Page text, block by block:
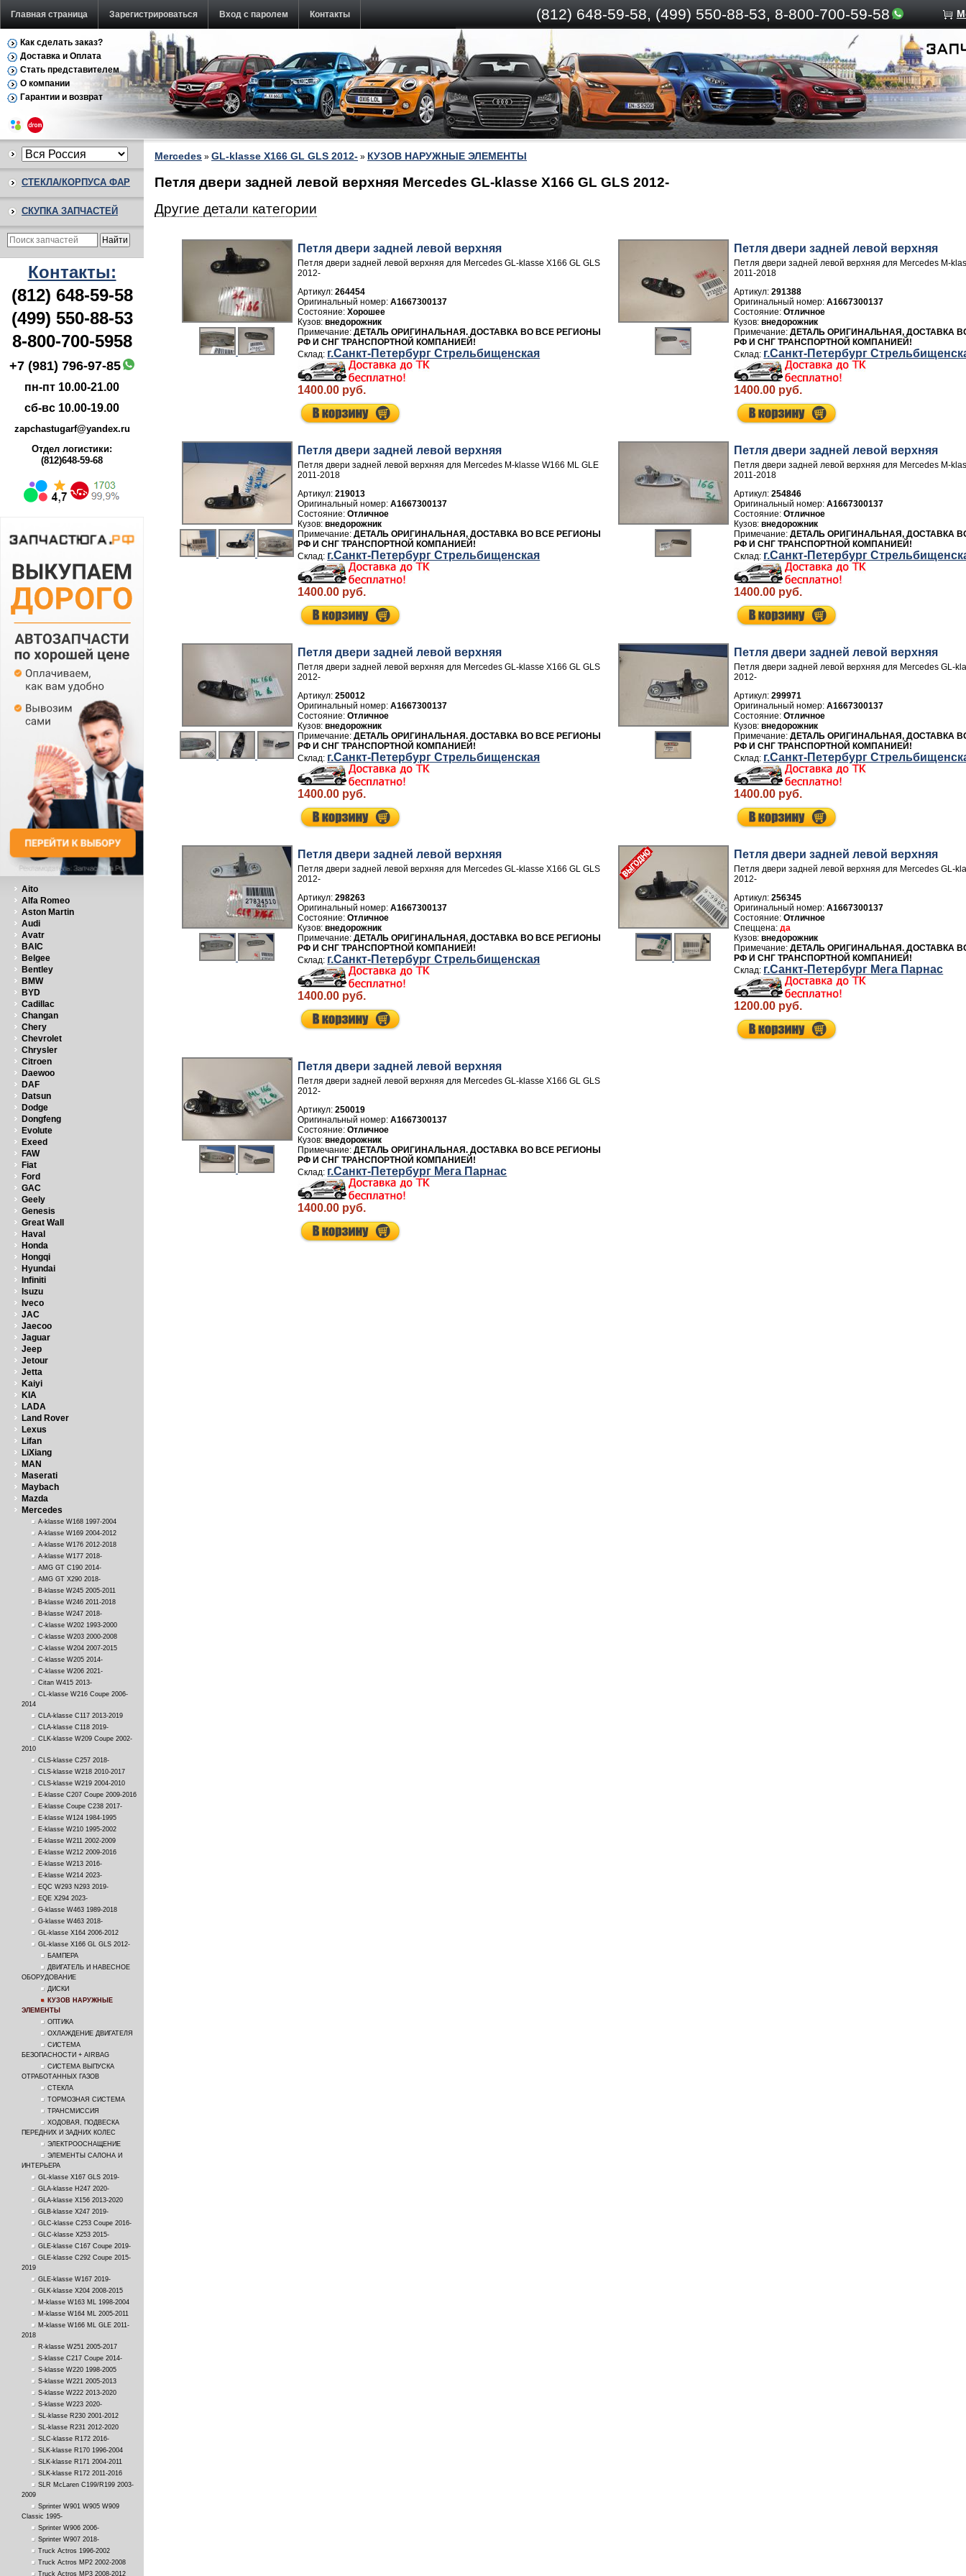
Главная страница Зарегистрироваться Вход с паролем Контакты (812) 648-59-58, (499) 550-88-53, 8-800-700-59-58
Как сделать заказ?
Доставка и Оплата
Стать представителем
О компании
Гарантии и возврат
СТЕКЛА/КОРПУСА ФАР
СКУПКА ЗАПЧАСТЕЙ
Контакты:
(812) 648-59-58
(499) 550-88-53
8-800-700-5958
+7 (981) 796-97-85
пн-пт 10.00-21.00
сб-вс 10.00-19.00
zapchastugarf@yandex.ru
Отдел логистики:
(812)648-59-68
Aito
Alfa Romeo
Aston Martin
Audi
Avatr
BAIC
Belgee
Bentley
BMW
BYD
Cadillac
Changan
Chery
Chevrolet
Chrysler
Citroen
Daewoo
DAF
Datsun
Dodge
Dongfeng
Evolute
Exeed
FAW
Fiat
Ford
GAC
Geely
Genesis
Great Wall
Haval
Honda
Hongqi
Hyundai
Infiniti
Isuzu
Iveco
JAC
Jaecoo
Jaguar
Jeep
Jetour
Jetta
Kaiyi
KIA
LADA
Land Rover
Lexus
Lifan
LiXiang
MAN
Maserati
Maybach
Mazda
Mercedes
A-klasse W168 1997-2004
A-klasse W169 2004-2012
A-klasse W176 2012-2018
A-klasse W177 2018-
AMG GT C190 2014-
AMG GT X290 2018-
B-klasse W245 2005-2011
B-klasse W246 2011-2018
B-klasse W247 2018-
C-klasse W202 1993-2000
C-klasse W203 2000-2008
C-klasse W204 2007-2015
C-klasse W205 2014-
C-klasse W206 2021-
Citan W415 2013-
CL-klasse W216 Coupe 2006-
2014
CLA-klasse C117 2013-2019
CLA-klasse C118 2019-
CLK-klasse W209 Coupe 2002-
2010
CLS-klasse C257 2018-
CLS-klasse W218 2010-2017
CLS-klasse W219 2004-2010
E-klasse C207 Coupe 2009-2016
E-klasse Coupe C238 2017-
E-klasse W124 1984-1995
E-klasse W210 1995-2002
E-klasse W211 2002-2009
E-klasse W212 2009-2016
E-klasse W213 2016-
E-klasse W214 2023-
EQC W293 N293 2019-
EQE X294 2023-
G-klasse W463 1989-2018
G-klasse W463 2018-
GL-klasse X164 2006-2012
GL-klasse X166 GL GLS 2012-
БАМПЕРА
ДВИГАТЕЛЬ И НАВЕСНОЕ
ОБОРУДОВАНИЕ
ДИСКИ
КУЗОВ НАРУЖНЫЕ
ЭЛЕМЕНТЫ
ОПТИКА
ОХЛАЖДЕНИЕ ДВИГАТЕЛЯ
СИСТЕМА
БЕЗОПАСНОСТИ + AIRBAG
СИСТЕМА ВЫПУСКА
ОТРАБОТАННЫХ ГАЗОВ
СТЕКЛА
ТОРМОЗНАЯ СИСТЕМА
ТРАНСМИССИЯ
ХОДОВАЯ, ПОДВЕСКА
ПЕРЕДНИХ И ЗАДНИХ КОЛЕС
ЭЛЕКТРООСНАЩЕНИЕ
ЭЛЕМЕНТЫ САЛОНА И
ИНТЕРЬЕРА
GL-klasse X167 GLS 2019-
GLA-klasse H247 2020-
GLA-klasse X156 2013-2020
GLB-klasse X247 2019-
GLC-klasse C253 Coupe 2016-
GLC-klasse X253 2015-
GLE-klasse C167 Coupe 2019-
GLE-klasse C292 Coupe 2015-
2019
GLE-klasse W167 2019-
GLK-klasse X204 2008-2015
M-klasse W163 ML 1998-2004
M-klasse W164 ML 2005-2011
M-klasse W166 ML GLE 2011-
2018
R-klasse W251 2005-2017
S-klasse C217 Coupe 2014-
S-klasse W220 1998-2005
S-klasse W221 2005-2013
S-klasse W222 2013-2020
S-klasse W223 2020-
SL-klasse R230 2001-2012
SL-klasse R231 2012-2020
SLC-klasse R172 2016-
SLK-klasse R170 1996-2004
SLK-klasse R171 2004-2011
SLK-klasse R172 2011-2016
SLR McLaren C199/R199 2003-
2009
Sprinter W901 W905 W909
Classic 1995-
Sprinter W906 2006-
Sprinter W907 2018-
Truck Actros 1996-2002
Truck Actros MP2 2002-2008
Truck Actros MP3 2008-2012
Mercedes » GL-klasse X166 GL GLS 2012- » КУЗОВ НАРУЖНЫЕ ЭЛЕМЕНТЫ
Петля двери задней левой верхняя Mercedes GL-klasse X166 GL GLS 2012-
Другие детали категории
Петля двери задней левой верхняя
Петля двери задней левой верхняя для Mercedes GL-klasse X166 GL GLS
2012-
Артикул:264454
A1667300137
Хорошее
внедорожник
ДЕТАЛЬ ОРИГИНАЛЬНАЯ. ДОСТАВКА ВО ВСЕ РЕГИОНЫ
РФ И СНГ ТРАНСПОРТНОЙ КОМПАНИЕЙ!
г.Санкт-Петербург Стрельбищенская
1400.00 руб.
Петля двери задней левой верхняя
Петля двери задней левой верхняя для Mercedes M-
2011-2018
Артикул:291388
A1667300137
Отличное
внедорожник
ДЕТАЛЬ ОРИГИНАЛЬНАЯ, ДОСТАВКА
РФ И СНГ ТРАНСПОРТНОЙ КОМПАНИЕЙ!
г.Санкт-Петербург
1400.00 руб.
Петля двери задней левой верхняя
Петля двери задней левой верхняя для Mercedes M-klasse W166 ML GLE
2011-2018
Артикул:219013
A1667300137
Отличное
внедорожник
ДЕТАЛЬ ОРИГИНАЛЬНАЯ, ДОСТАВКА ВО ВСЕ РЕГИОНЫ
РФ И СНГ ТРАНСПОРТНОЙ КОМПАНИЕЙ!
г.Санкт-Петербург Стрельбищенская
1400.00 руб.
Петля двери задней левой верхняя
Петля двери задней левой верхняя для Mercedes M-
2011-2018
Артикул:254846
A1667300137
Отличное
внедорожник
ДЕТАЛЬ ОРИГИНАЛЬНАЯ, ДОСТАВКА
РФ И СНГ ТРАНСПОРТНОЙ КОМПАНИЕЙ!
г.Санкт-Петербург
1400.00 руб.
Петля двери задней левой верхняя
Петля двери задней левой верхняя для Mercedes GL-klasse X166 GL GLS
2012-
Артикул:250012
A1667300137
Отличное
внедорожник
ДЕТАЛЬ ОРИГИНАЛЬНАЯ. ДОСТАВКА ВО ВСЕ РЕГИОНЫ
РФ И СНГ ТРАНСПОРТНОЙ КОМПАНИЕЙ!
г.Санкт-Петербург Стрельбищенская
1400.00 руб.
Петля двери задней левой верхняя
Петля двери задней левой верхняя для Mercedes GL-
2012-
Артикул:299971
A1667300137
Отличное
внедорожник
ДЕТАЛЬ ОРИГИНАЛЬНАЯ, ДОСТАВКА
РФ И СНГ ТРАНСПОРТНОЙ КОМПАНИЕЙ!
г.Санкт-Петербург
1400.00 руб.
Петля двери задней левой верхняя
Петля двери задней левой верхняя для Mercedes GL-klasse X166 GL GLS
2012-
Артикул:298263
A1667300137
Отличное
внедорожник
ДЕТАЛЬ ОРИГИНАЛЬНАЯ, ДОСТАВКА ВО ВСЕ РЕГИОНЫ
РФ И СНГ ТРАНСПОРТНОЙ КОМПАНИЕЙ!
г.Санкт-Петербург Стрельбищенская
1400.00 руб.
Петля двери задней левой верхняя
Петля двери задней левой верхняя для Mercedes GL-
2012-
Артикул:256345
A1667300137
Отличное
да
внедорожник
ДЕТАЛЬ ОРИГИНАЛЬНАЯ. ДОСТАВКА
РФ И СНГ ТРАНСПОРТНОЙ КОМПАНИЕЙ!
г.Санкт-Петербург Мега Парнас
1200.00 руб.
Петля двери задней левой верхняя
Петля двери задней левой верхняя для Mercedes GL-klasse X166 GL GLS
2012-
Артикул:250019
A1667300137
Отличное
внедорожник
ДЕТАЛЬ ОРИГИНАЛЬНАЯ. ДОСТАВКА ВО ВСЕ РЕГИОНЫ
РФ И СНГ ТРАНСПОРТНОЙ КОМПАНИЕЙ!
г.Санкт-Петербург Мега Парнас
1400.00 руб.